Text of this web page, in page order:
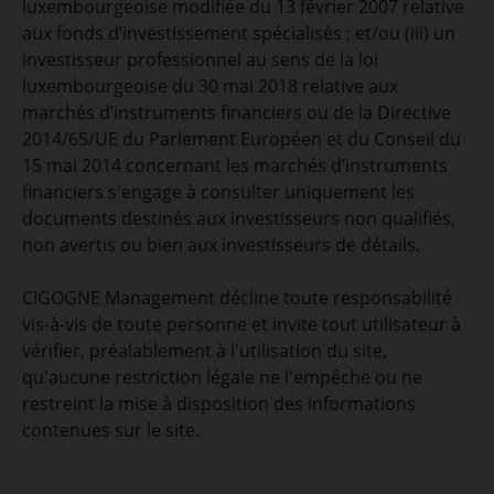
luxembourgeoise modifiée du 13 février 2007 relative
aux fonds d’investissement spécialisés ; et/ou (iii) un
investisseur professionnel au sens de la loi
luxembourgeoise du 30 mai 2018 relative aux
marchés d’instruments financiers ou de la Directive
2014/65/UE du Parlement Européen et du Conseil du
15 mai 2014 concernant les marchés d’instruments
financiers s'engage à consulter uniquement les
documents destinés aux investisseurs non qualifiés,
non avertis ou bien aux investisseurs de détails.
CIGOGNE Management décline toute responsabilité
vis-à-vis de toute personne et invite tout utilisateur à
vérifier, préalablement à l'utilisation du site,
qu'aucune restriction légale ne l'empêche ou ne
restreint la mise à disposition des informations
contenues sur le site.